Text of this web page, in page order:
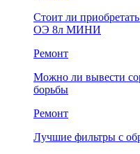
Стоит ли
ОЭ 8л МИНИ
Ремонт
Можно ли вывести
борьбы
Ремонт
Лучшие фильтры с